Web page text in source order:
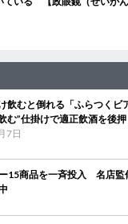
飲むと倒れる「ふらつく
む”仕掛けで適正飲酒を後押
7日
15商品を一斉投入 名店監